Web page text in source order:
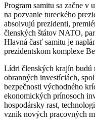
Program samitu sa začne v
na pozvanie tureckého
absolvujú prezidenti,
členských štátov NATO,
Hlavná časť samitu je
prezidentskom komplexe
Lídri členských krajín budú
obranných investíciách,
bezpečnosti východného
ekonomických prínosoch
hospodársky rast,
vznik nových pracovných